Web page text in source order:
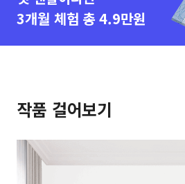
3개월 체험 총 4.9만원
작품 걸어보기